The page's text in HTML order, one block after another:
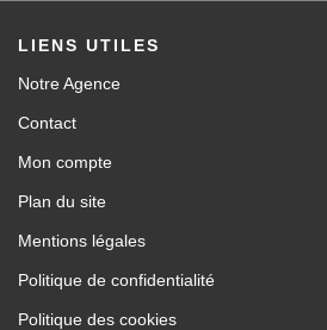
LIENS UTILES
Notre Agence
Contact
Mon compte
Plan du site
Mentions légales
Politique de confidentialité
Politique des cookies